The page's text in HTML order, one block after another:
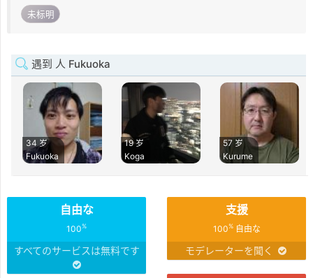
未标明
遇到 人 Fukuoka
34 岁
Fukuoka
19 岁
Koga
57 岁
Kurume
自由な
100%
すべてのサービスは無料です
支援
100%自由な
モデレーターを聞く